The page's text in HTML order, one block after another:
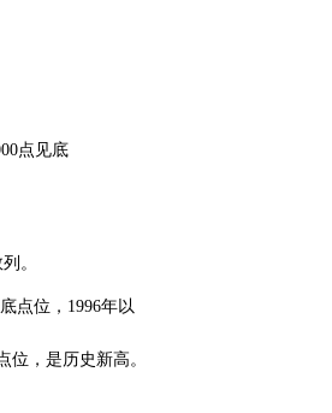
点见底
。
点位，1996年以
位，是历史新高。